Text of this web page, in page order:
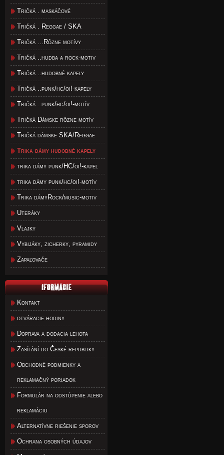
Tričká . maskáčové
Tričká . Reggae / SKA
Tričká ...Rôzne motívy
Tričká ..hudba a rock-motiv
Tričká ..hudobné kapely
Tričká ..punk/hc/oi!-kapely
Tričká ..punk/hc/oi!-motív
Tričká Dámske rôzne-motív
Tričká dámske SKA/Reggae
Trika dámy hudobné kapely
trika dámy punk/HC/oi!-kapel
trika dámy punk/hc/oi!-motív
Trika dámyRock/music-motiv
Uteráky
Vlajky
Vybijáky, zicherky, pyramidy
Zapaľovače
Kontakt
otváracie hodiny
Doprava a dodacia lehota
Zasílání do České republiky
Obchodné podmienky a
reklamačný poriadok
Formulár na odstúpenie alebo
reklamáciu
Alternatívne riešenie sporov
Ochrana osobných údajov